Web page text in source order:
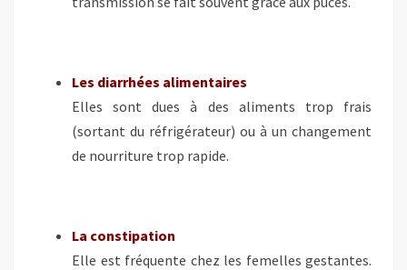
Les diarrhées alimentaires
Elles sont dues à des aliments trop frais
(sortant du réfrigérateur) ou à un changement
de nourriture trop rapide.
La constipation
Elle est fréquente chez les femelles gestantes.